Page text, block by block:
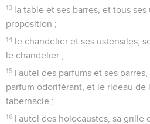
13 la table et ses barres, et tous
proposition ;
14 le chandelier et ses ustensiles,
le chandelier ;
15 l'autel des parfums et ses
parfum odoriférant, et le rideau de
tabernacle ;
16 l'autel des holocaustes, sa grille